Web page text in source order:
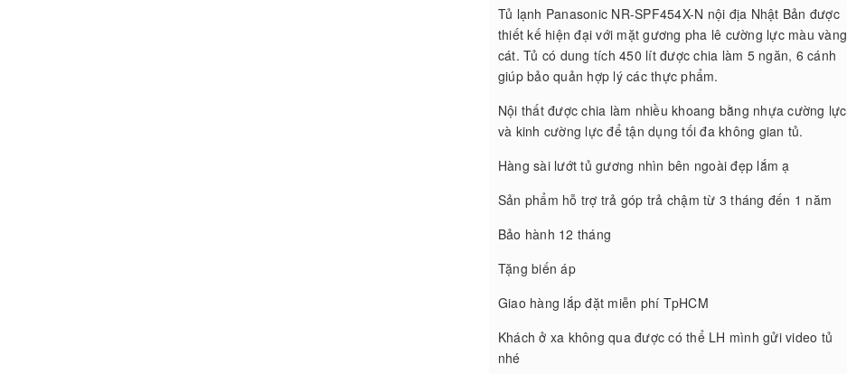
Tủ lạnh Panasonic NR-SPF454X-N nội địa Nhật Bản được
thiết kế hiện đại với mặt gương pha lê cường lực màu vàng
cát. Tủ có dung tích 450 lít được chia làm 5 ngăn, 6 cánh
giúp bảo quản hợp lý các thực phẩm.
Nội thất được chia làm nhiều khoang bằng nhựa cường lực
và kinh cường lực để tận dụng tối đa không gian tủ.
Hàng sài lướt tủ gương nhìn bên ngoài đẹp lắm ạ
Sản phẩm hỗ trợ trả góp trả chậm từ 3 tháng đến 1 năm
Bảo hành 12 tháng
Tặng biến áp
Giao hàng lắp đặt miễn phí TpHCM
Khách ở xa không qua được có thể LH mình gửi video tủ
nhé